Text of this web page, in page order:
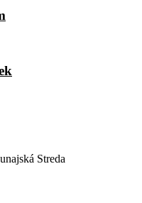
Streda